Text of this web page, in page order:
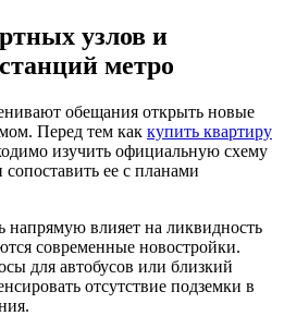
узлов и
метро
обещания открыть новые
Перед тем как купить квартиру
изучить официальную схему
ее с планами
напрямую влияет на ликвидность
современные новостройки.
для автобусов или близкий
отсутствие подземки в